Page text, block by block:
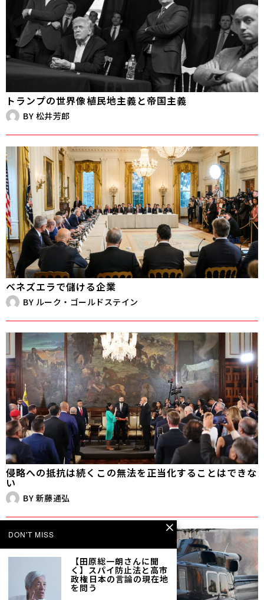
トランプの世界像――植民地主義と帝国主義
BY 松井芳郎
ベネズエラで儲ける企業
BY ルーク・ゴールドステイン
侵略への抵抗は続く――この無法を正当化することはできな
い
BY 新藤通弘
DON'T MISS
【田原総一朗さんに聞
く】スパイ防止法と高市
政権――日本の言論の現在地
を問う